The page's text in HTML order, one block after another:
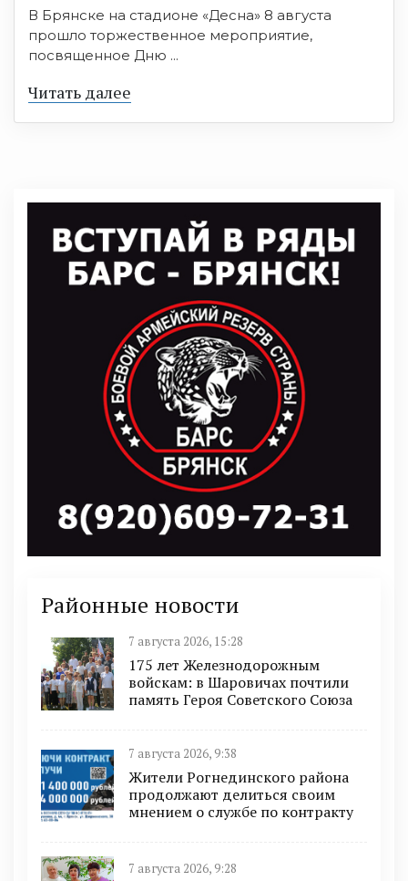
В Брянске на стадионе «Десна» 8 августа
прошло торжественное мероприятие,
посвященное Дню ...
Читать далее
Районные новости
7 августа 2026, 15:28
175 лет Железнодорожным
войскам: в Шаровичах почтили
память Героя Советского Союза
7 августа 2026, 9:38
Жители Рогнединского района
продолжают делиться своим
мнением о службе по контракту
7 августа 2026, 9:28